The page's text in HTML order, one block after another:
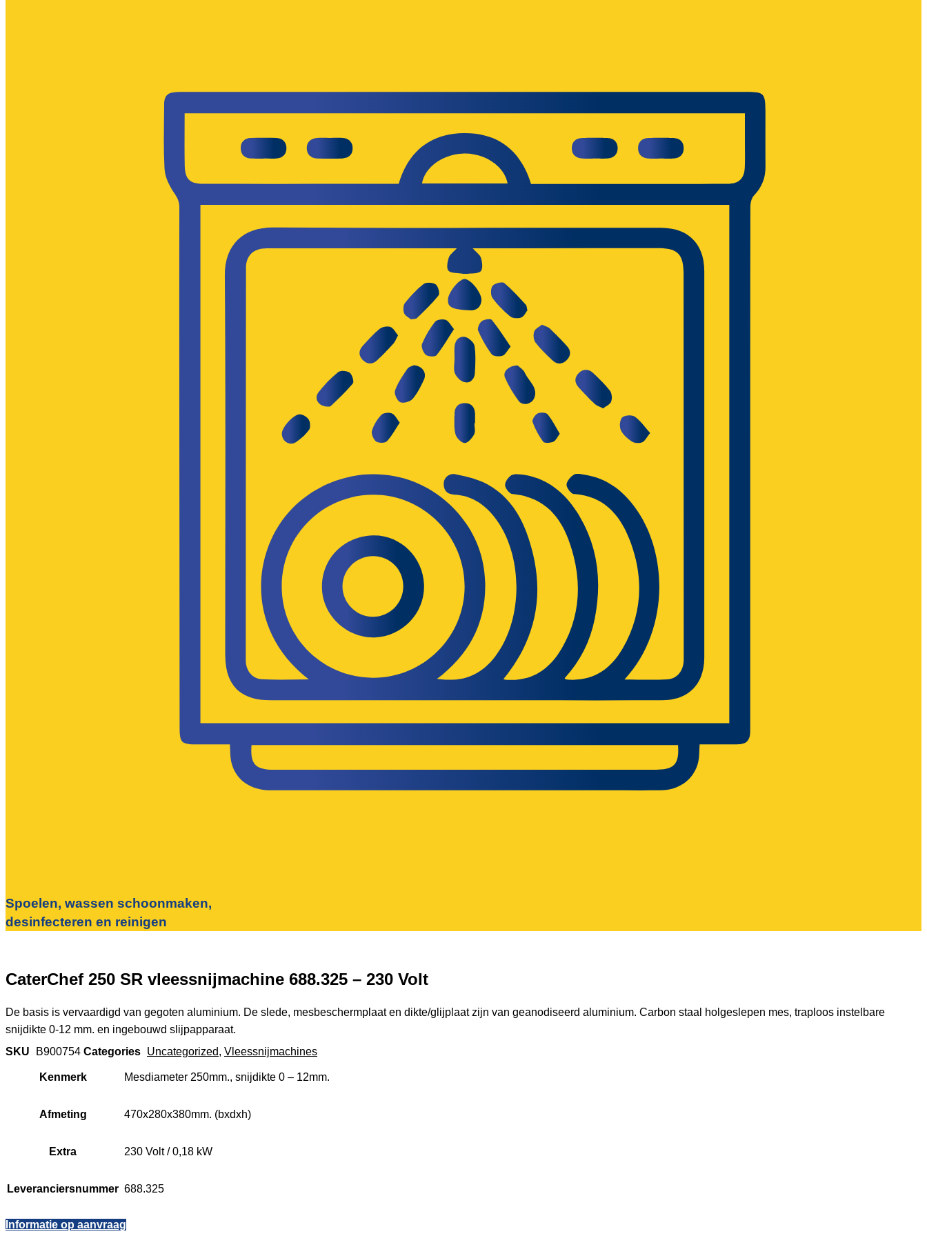
Spoelen, wassen schoonmaken,
desinfecteren en reinigen
CaterChef 250 SR vleessnijmachine 688.325 – 230 Volt
De basis is vervaardigd van gegoten aluminium. De slede, mesbeschermplaat en dikte/glijplaat zijn van geanodiseerd aluminium. Carbon staal holgeslepen mes, traploos instelbare
snijdikte 0-12 mm. en ingebouwd slijpapparaat.
SKU
B900754 Categories Uncategorized, Vleessnijmachines
Kenmerk Mesdiameter 250mm., snijdikte 0 – 12mm.
Afmeting 470x280x380mm. (bxdxh)
Extra 230 Volt / 0,18 kW
Leveranciersnummer 688.325
Informatie op aanvraag